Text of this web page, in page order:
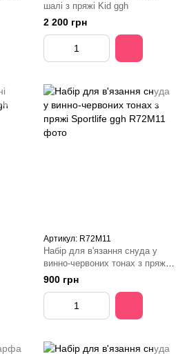
шалі з пряжі Kid ggh
2 200 грн
Артикул: R72M11
Набір для в'язання снуда у
винно-червоних тонах з пряжі
Sportlife ggh
900 грн